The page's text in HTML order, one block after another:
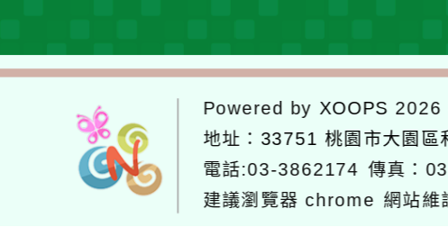
單
Powered by XOOPS 2026
地址： 33751 桃園市大園區
電話:03-3862174 傳真：
建議瀏覽器 chrome 網站維